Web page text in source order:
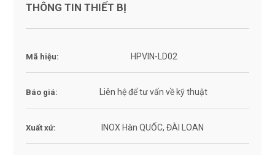
THÔNG TIN THIẾT BỊ
Mã hiệu: HPVIN-LD02
Báo giá: Liên hệ để tư vấn về kỹ thuật
Xuất xứ: INOX Hàn QUỐC, ĐÀI LOAN